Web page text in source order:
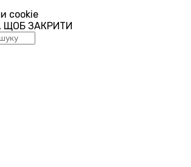
cookie
ЩОБ ЗАКРИТИ